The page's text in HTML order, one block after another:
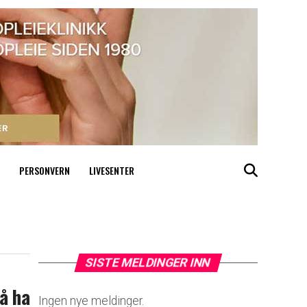
PERSONVERN LIVESENTER
ha
SISTE MELDINGER INN
Ingen nye meldinger.